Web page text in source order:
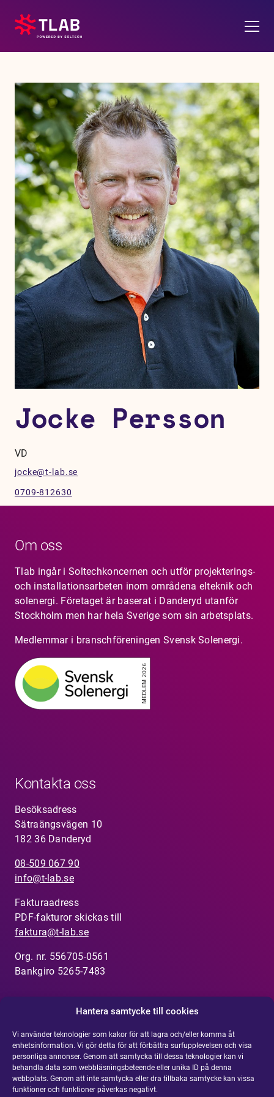
Hantera samtycke till cookies
Vi använder teknologier som kakor för att lagra och/eller komma åt
enhetsinformation. Vi gör detta för att förbättra surfupplevelsen och visa
personliga annonser. Genom att samtycka till dessa teknologier kan vi
behandla data som webbläsningsbeteende eller unika ID på denna
webbplats. Genom att inte samtycka eller dra tillbaka samtycke kan vissa
funktioner och funktioner påverkas negativt.
Kontakt
Karriär
Pressrum
Våra tjänster
Soltech Energy
Jocke Persson
VD
jocke@t-lab.se
0709-812630
Om oss
Tlab ingår i Soltechkoncernen och utför projekterings-
och installationsarbeten inom områdena elteknik och
solenergi. Företaget är baserat i Danderyd utanför
Stockholm men har hela Sverige som sin arbetsplats.
Medlemmar i branschföreningen Svensk Solenergi.
Kontakta oss
Besöksadress
Sätraängsvägen 10
182 36 Danderyd
08-509 067 90
info@t-lab.se
Fakturaadress
PDF-fakturor skickas till
faktura@t-lab.se
Org. nr. 556705-0561
Bankgiro 5265-7483
Visselblåsarfunktion
Har du uppmärksammat något som inte känns rätt?
Rapportera din misstanke om oegentlighet här.